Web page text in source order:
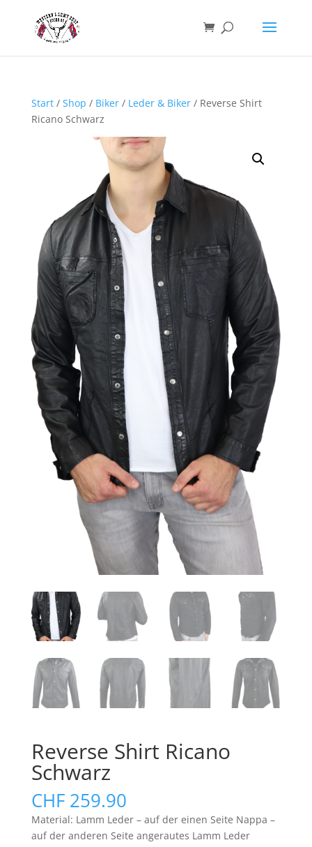
Start/ Shop / Biker/ Leder & Biker/ Reverse Shirt
Ricano Schwarz
Reverse Shirt Ricano
Schwarz
CHF259.90
Material: Lamm Leder – auf der einen Seite Nappa –
auf der anderen Seite angerautes Lamm Leder